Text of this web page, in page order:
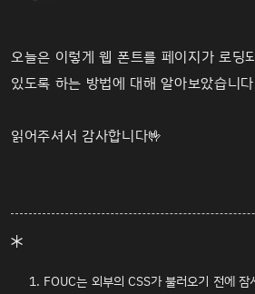
오늘은 이렇게 웹 폰트를 페이지가 로딩
있도록 하는 방법에 대해 알아보았습니
읽어주셔서 감사합니다🤟
FOUC는 외부의 CSS가 불러오기 전에